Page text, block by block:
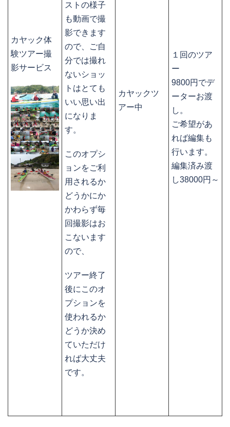
カヤック体
験ツアー撮
影サービス
ストの様子
も動画で撮
影できます
ので、ご自
分では撮れ
ないショッ
トはとても
いい思い出
になりま
す。
このオプシ
ョンをご利
用されるか
どうかにか
かわらず毎
回撮影はお
こないます
ので、
ツアー終了
後にこのオ
プションを
使われるか
どうか決め
ていただけ
れば大丈夫
です。
カヤックツ
アー中
１回のツア
ー
9800円でデ
ーターお渡
し。
ご希望があ
れば編集も
行います。
編集済み渡
し38000円～